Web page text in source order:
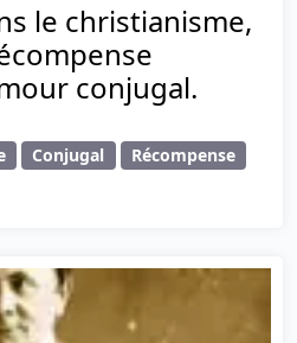
le christianisme,
conjugal.
Conjugal
Récompense